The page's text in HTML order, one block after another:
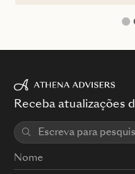
Receba atualizações